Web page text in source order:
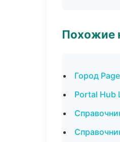
Похожие
Город
Portal Hub